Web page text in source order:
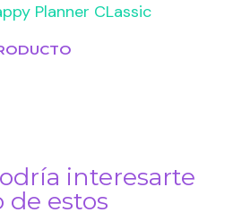
Planner CLassic
interesarte
de estos